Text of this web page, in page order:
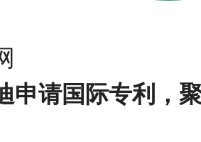
申请国际专利，